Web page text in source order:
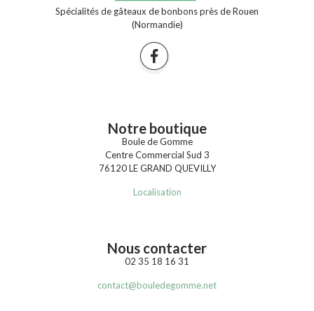
Spécialités de gâteaux de bonbons près de Rouen
(Normandie)
Notre boutique
Boule de Gomme
Centre Commercial Sud 3
76120 LE GRAND QUEVILLY
Localisation
Nous contacter
02 35 18 16 31
contact@bouledegomme.net